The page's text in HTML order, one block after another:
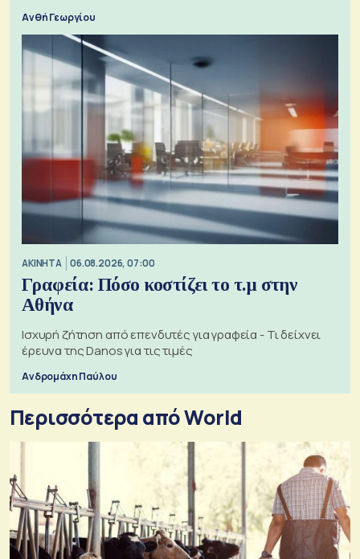
Ανθή Γεωργίου
ΑΚΙΝΗΤΑ 06.08.2026, 07:00
Γραφεία: Πόσο κοστίζει το τ.μ στην
Αθήνα
Ισχυρή ζήτηση από επενδυτές για γραφεία - Τι δείχνει
έρευνα της Danos για τις τιμές
Ανδρομάχη Παύλου
Περισσότερα από World